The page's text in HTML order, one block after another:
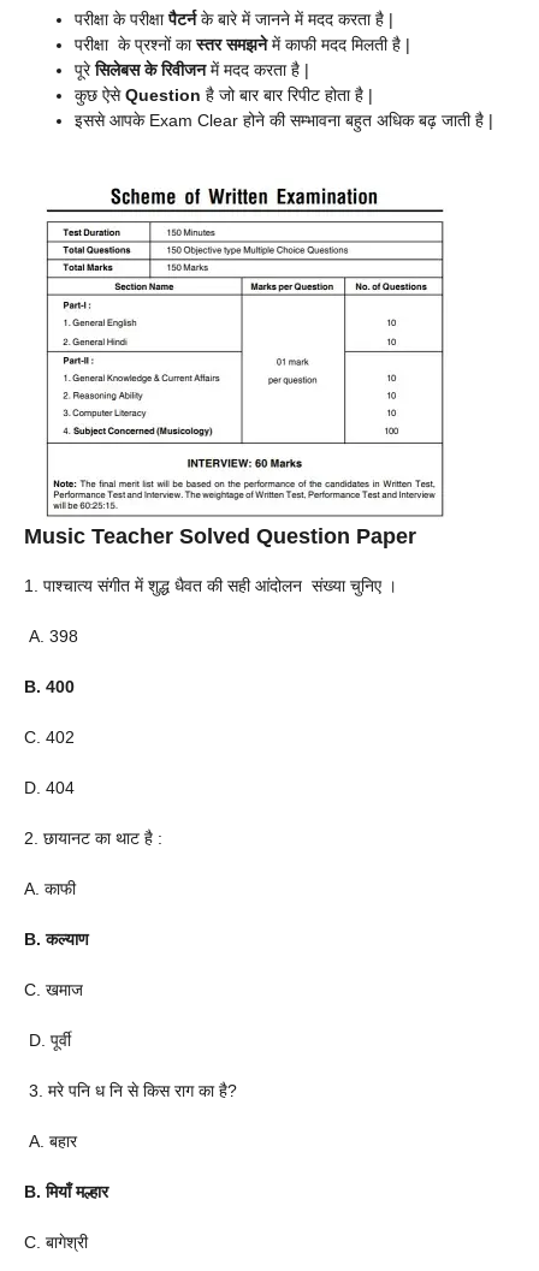
परीक्षा के परीक्षापैटर्नके बारे में जानने में मदद करता है |
परीक्षा के प्रश्नों कास्तर समझनेमें काफी मदद मिलती है |
पूरेसिलेबस के रिवीजनमें मदद करता है |
कुछ ऐसेQuestion है जो बार बार रिपीट होता है |
इससे आपके Exam Clear होने की सम्भावना बहुत अधिक बढ़ जाती है |
Music Teacher Solved Question Paper
1. पाश्चात्य संगीत में शुद्ध धैवत की सही आंदोलन संख्या चुनिए ।
A. 398
B. 400
C. 402
D. 404
2. छायानट का थाट है :
A. काफी
B. कल्याण
C. खमाज
D. पूर्वी
3. मरे पनि ध नि से किस राग का है?
A. बहार
B. मियाँ मल्हार
C. बागेश्री